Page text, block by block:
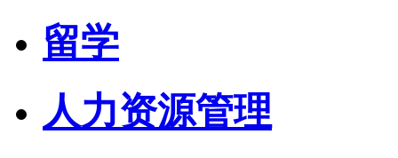
留学
人力资源管理